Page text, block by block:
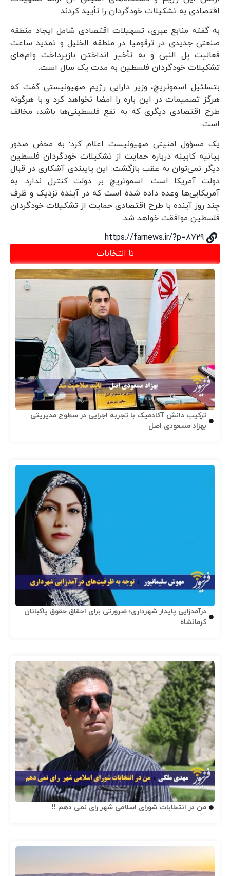
اقتصادی به تشکیلات خودگردان را تأیید کردند.
به گفته منابع عبری، تسهیلات اقتصادی شامل ایجاد منطقه
صنعتی جدیدی در ترقومیا در منطقه الخلیل و تمدید ساعت
فعالیت پل النبی و به تأخیر انداختن بازپرداخت وام‌های
تشکیلات خودگردان فلسطین به مدت یک سال است.
بتسلئیل اسموتریچ، وزیر دارایی رژیم صهیونیستی گفت که
هرگز تصمیمات در این باره را امضا نخواهد کرد و با هرگونه
طرح اقتصادی دیگری که به نفع فلسطینی‌ها باشد، مخالف
است.
یک مسؤول امنیتی صهیونیست اعلام کرد: به محض صدور
بیانیه کابینه درباره حمایت از تشکیلات خودگردان فلسطین
دیگر نمی‌توان به عقب بازگشت. این پایبندی آشکاری در قبال
دولت آمریکا است. اسموتریچ بر دولت کنترل ندارد. به
آمریکایی‌ها وعده داده شده است که در آینده نزدیک و ظرف
چند روز آینده با طرح اقتصادی حمایت از تشکیلات خودگردان
فلسطین موافقت خواهد شد.
https://farnews.ir/?p=8729
تا انتخابات
ترکیب دانش آکادمیک با تجربه اجرایی در سطوح مدیریتی
بهزاد مسعودی اصل
درآمدزایی پایدار شهرداری؛ ضرورتی برای احقاق حقوق پاکبانان
کرمانشاه
من در انتخابات شورای اسلامی شهر رای نمی دهم !!